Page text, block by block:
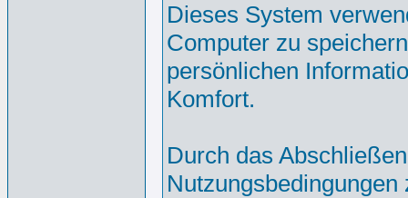
Dieses System
Computer zu
persönlichen
Komfort.
Durch das
Nutzungsbedingungen